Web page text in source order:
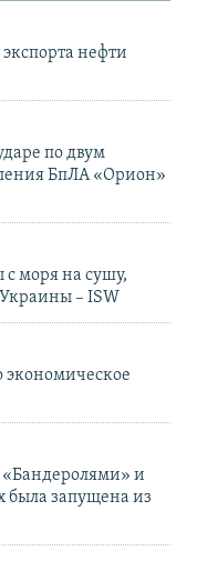
нефти
по двум
БпЛА «Орион»
с моря на сушу,
Украины – ISW
экономическое
«Бандеролями» и
была запущена из